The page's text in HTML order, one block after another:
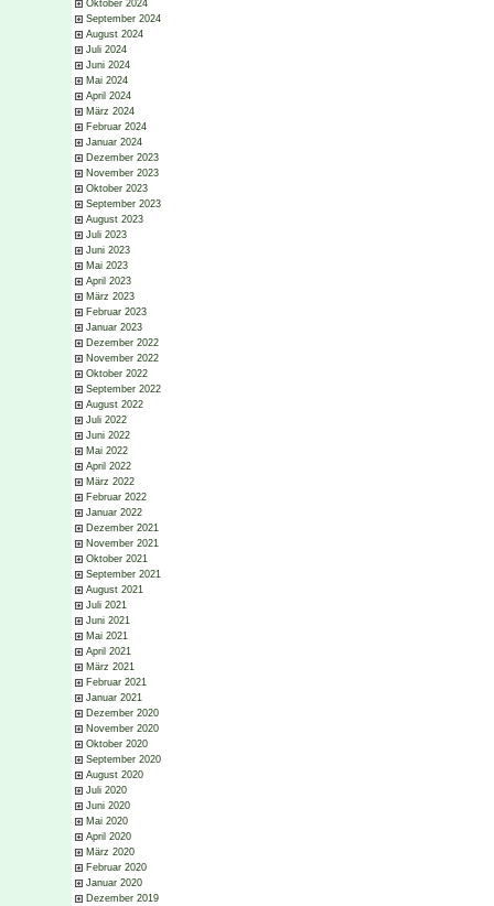
Oktober 2024
September 2024
August 2024
Juli 2024
Juni 2024
Mai 2024
April 2024
März 2024
Februar 2024
Januar 2024
Dezember 2023
November 2023
Oktober 2023
September 2023
August 2023
Juli 2023
Juni 2023
Mai 2023
April 2023
März 2023
Februar 2023
Januar 2023
Dezember 2022
November 2022
Oktober 2022
September 2022
August 2022
Juli 2022
Juni 2022
Mai 2022
April 2022
März 2022
Februar 2022
Januar 2022
Dezember 2021
November 2021
Oktober 2021
September 2021
August 2021
Juli 2021
Juni 2021
Mai 2021
April 2021
März 2021
Februar 2021
Januar 2021
Dezember 2020
November 2020
Oktober 2020
September 2020
August 2020
Juli 2020
Juni 2020
Mai 2020
April 2020
März 2020
Februar 2020
Januar 2020
Dezember 2019